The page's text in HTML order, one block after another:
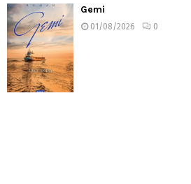
Gemi
01/08/2026 0